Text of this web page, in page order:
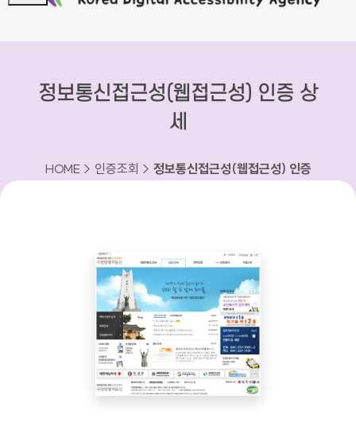
정보통신접근성(웹접근성) 인증 상
세
HOME > 인증조회 > 정보통신접근성(웹접근성) 인증